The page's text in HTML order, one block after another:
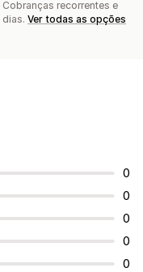
recorrentes e
Ver todas as opções
0
0
0
0
0